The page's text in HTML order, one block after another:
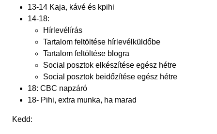
13-14 Kaja, kávé és kpihi
14-18:
Hírlevélírás
Tartalom feltöltése hírlevélküldőbe
Tartalom feltöltése blogra
Social posztok elkészítése egész hétre
Social posztok beidőzítése egész hétre
18: CBC napzáró
18- Pihi, extra munka, ha marad
Kedd: